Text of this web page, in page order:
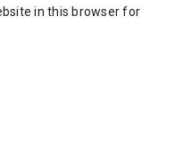
in this browser for